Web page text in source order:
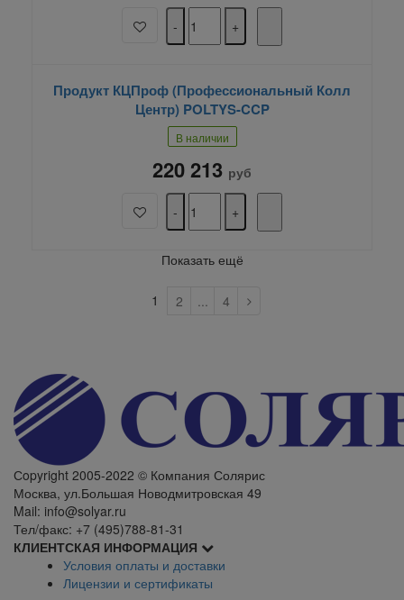
Продукт КЦПроф (Профессиональный Колл
Центр) POLTYS-CCP
В наличии
220 213 руб
Показать ещё
1 2 ... 4
Сopyright 2005-2022 © Компания Солярис
Москва, ул.Большая Новодмитровская 49
Mail: info@solyar.ru
Тел/факс: +7 (495)788-81-31
КЛИЕНТСКАЯ ИНФОРМАЦИЯ
Условия оплаты и доставки
Лицензии и сертификаты